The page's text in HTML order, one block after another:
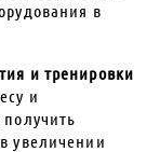
в
и тренировки
и
увеличении